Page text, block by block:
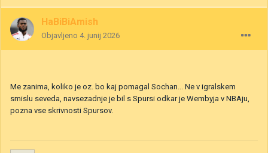
HaBiBiAmish
Objavljeno 4. junij 2026
Me zanima, koliko je oz. bo kaj pomagal Sochan... Ne v igralskem
smislu seveda, navsezadnje je bil s Spursi odkar je Wembyja v NBAju,
pozna vse skrivnosti Spursov.